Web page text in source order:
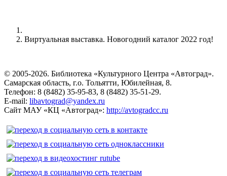
Виртуальная выставка. Новогодний каталог 2022 год!
© 2005-2026. Библиотека «Культурного Центра «Автоград».
Самарская область, г.о. Тольятти, Юбилейная, 8.
Телефон: 8 (8482) 35-95-83, 8 (8482) 35-51-29.
E-mail: libavtograd@yandex.ru
Сайт МАУ «КЦ «Автоград»: http://avtogradcc.ru